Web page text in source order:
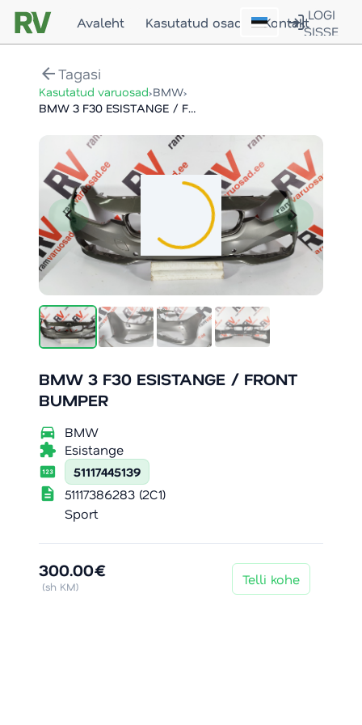
Avaleht Kasutatud osad KontaktLOGI
SISSE
arrow_backTagasi
Kasutatud varuosad›BMW›
BMW 3 F30 ESISTANGE / FRONT BUMPER
chevron_left chevron_right
BMW 3 F30 ESISTANGE / FRONT
BUMPER
directions_car BMW
extension Esistange
pin 51117445139
description
51117386283 (2C1)
Sport
300.00€
(sh KM) Telli kohe